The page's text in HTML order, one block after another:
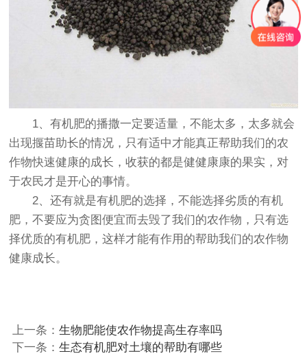
1、有机肥的播撒一定要适量，不能太多，太多就会
出现揠苗助长的情况，只有适中才能真正帮助我们的农
作物快速健康的成长，收获的都是健健康康的果实，对
于农民才是开心的事情。
2、还有就是有机肥的选择，不能选择劣质的有机
肥，不要应为贪图便宜而去毁了我们的农作物，只有选
择优质的有机肥，这样才能有作用的帮助我们的农作物
健康成长。
上一条： 生物肥能使农作物提高生存率吗
下一条： 生态有机肥对土壤的帮助有哪些